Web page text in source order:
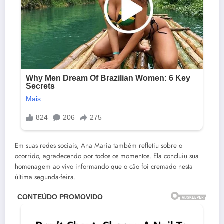
Em suas redes sociais, Ana Maria também refletiu sobre o
ocorrido, agradecendo por todos os momentos. Ela concluiu sua
homenagem ao vivo informando que o cão foi cremado nesta
última segunda-feira.